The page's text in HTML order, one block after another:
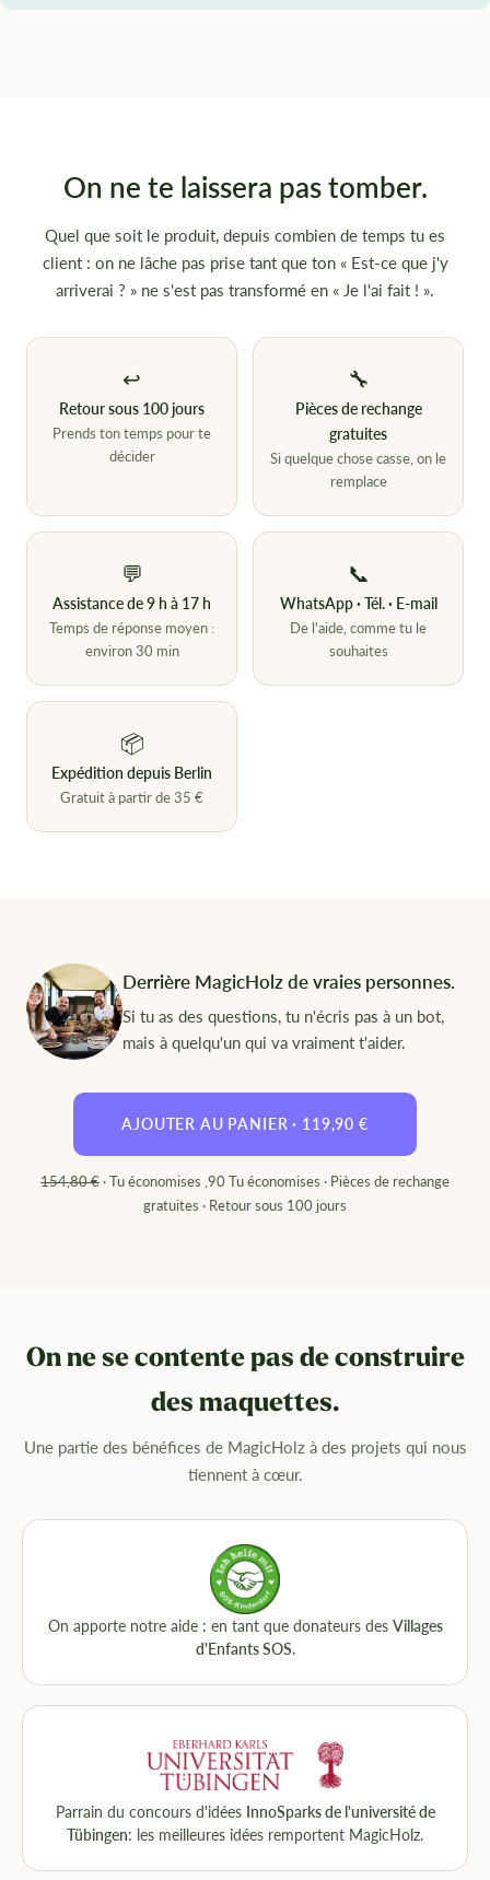
On ne te laissera pas tomber.
Quel que soit le produit, depuis combien de temps tu es
client : on ne lâche pas prise tant que ton « Est-ce que j'y
arriverai ? » ne s'est pas transformé en « Je l'ai fait ! ».
↩
Retour sous 100 jours
Prends ton temps pour te
décider
🔧
Pièces de rechange
gratuites
Si quelque chose casse, on le
remplace
💬
Assistance de 9 h à 17 h
Temps de réponse moyen :
environ 30 min
📞
WhatsApp · Tél. · E-mail
De l'aide, comme tu le
souhaites
📦
Expédition depuis Berlin
Gratuit à partir de 35 €
Derrière MagicHolz de vraies personnes.
Si tu as des questions, tu n'écris pas à un bot,
mais à quelqu'un qui va vraiment t'aider.
AJOUTER AU PANIER · 119,90 €
154,80 €· Tu économises ,90 Tu économises · Pièces de rechange
gratuites · Retour sous 100 jours
On ne se contente pas de construire
des maquettes.
Une partie des bénéfices de MagicHolz à des projets qui nous
tiennent à cœur.
On apporte notre aide : en tant que donateurs des Villages
d'Enfants SOS.
Parrain du concours d'idées InnoSparks de l'université de
Tübingen: les meilleures idées remportent MagicHolz.